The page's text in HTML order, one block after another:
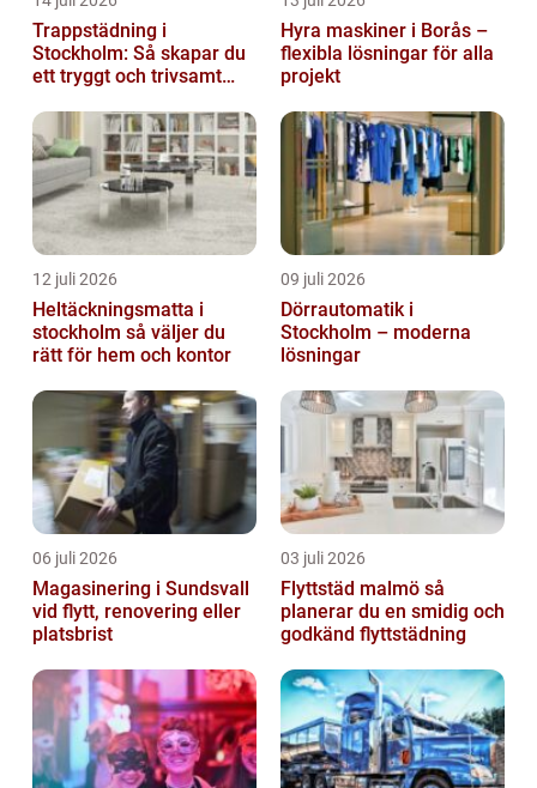
Trappstädning i
Stockholm: Så skapar du
ett tryggt och trivsamt
Hyra maskiner i Borås –
flexibla lösningar för alla
projekt
12 juli 2026
Heltäckningsmatta i
stockholm så väljer du
rätt för hem och kontor
09 juli 2026
Dörrautomatik i
Stockholm – moderna
lösningar
06 juli 2026
Magasinering i Sundsvall
vid flytt, renovering eller
platsbrist
03 juli 2026
Flyttstäd malmö så
planerar du en smidig och
godkänd flyttstädning